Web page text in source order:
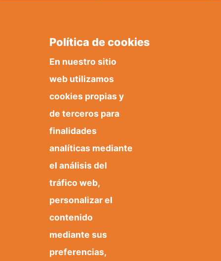
Te puede interesar:
Política de cookies
En nuestro sitio
web utilizamos
cookies propias y
de terceros para
finalidades
analíticas mediante
el análisis del
tráfico web,
personalizar el
contenido
mediante sus
preferencias,